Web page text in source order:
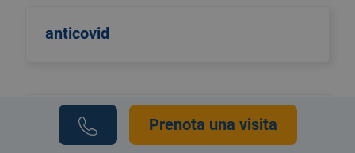
anticovid
antinfluenzale Prenota una visita